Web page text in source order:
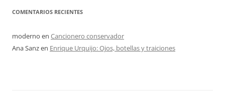
COMENTARIOS RECIENTES
moderno en Cancionero conservador
Ana Sanzen Enrique Urquijo: Ojos, botellas y traiciones